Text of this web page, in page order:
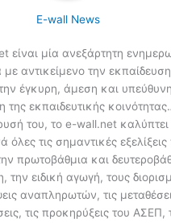
E-wall News
είναι μία ανεξάρτητη
με αντικείμενο την
έγκυρη, άμεση και υπεύθυνη
της εκπαιδευτικής
του, το e-wall.net καλύπτει
όλες τις σημαντικές
πρωτοβάθμια και
την ειδική αγωγή, τους
αναπληρωτών, τις
τις προκηρύξεις του ΑΣΕΠ,